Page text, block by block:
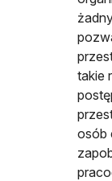
takie
osób